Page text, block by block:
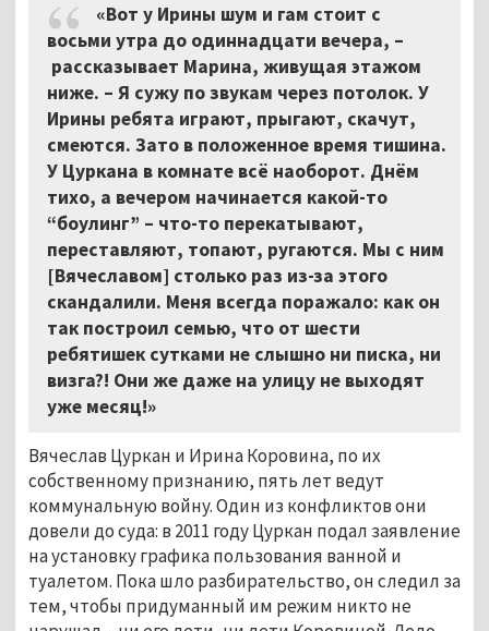
«Вот у Ирины шум и гам стоит с
восьми утра до одиннадцати вечера, –
рассказывает Марина, живущая этажом
ниже. – Я сужу по звукам через потолок. У
Ирины ребята играют, прыгают, скачут,
смеются. Зато в положенное время тишина.
У Цуркана в комнате всё наоборот. Днём
тихо, а вечером начинается какой-то
“боулинг” – что-то перекатывают,
переставляют, топают, ругаются. Мы с ним
[Вячеславом] столько раз из-за этого
скандалили. Меня всегда поражало: как он
так построил семью, что от шести
ребятишек сутками не слышно ни писка, ни
визга?! Они же даже на улицу не выходят
уже месяц!»
Вячеслав Цуркан и Ирина Коровина, по их
собственному признанию, пять лет ведут
коммунальную войну. Один из конфликтов они
довели до суда: в 2011 году Цуркан подал заявление
на установку графика пользования ванной и
туалетом. Пока шло разбирательство, он следил за
тем, чтобы придуманный им режим никто не